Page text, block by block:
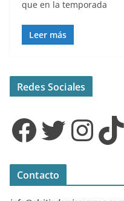
que en la temporada
Leer más
Redes Sociales
Facebook Twitter InstagramTikTok
Contacto